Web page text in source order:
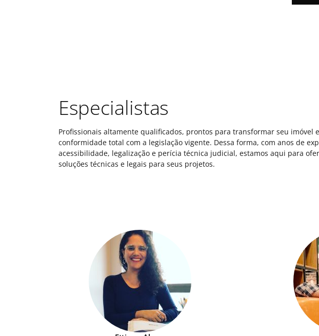
Especialistas
Profissionais altamente qualificados, prontos para transformar seu imóvel
conformidade total com a legislação vigente. Dessa forma, com anos de
acessibilidade, legalização e perícia técnica judicial, estamos aqui para
soluções técnicas e legais para seus projetos.